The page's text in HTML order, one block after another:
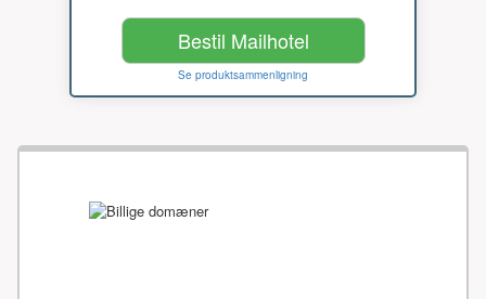
Bestil Mailhotel
Se produktsammenligning